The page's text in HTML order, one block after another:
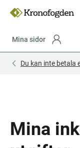
innehåll
Mina sidor
Du kan inte betala
Mina
start
end